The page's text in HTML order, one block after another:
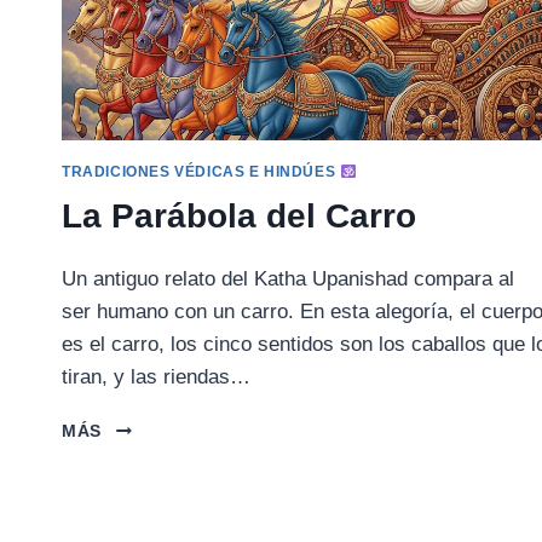
TRADICIONES VÉDICAS E HINDÚES
La Parábola del Carro
Un antiguo relato del Katha Upanishad compara al
ser humano con un carro. En esta alegoría, el cuerpo
es el carro, los cinco sentidos son los caballos que
tiran, y las riendas…
MÁS
LA